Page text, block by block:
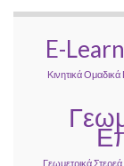
E-
Κινητικά Ομαδικά
Γεωμετρικά